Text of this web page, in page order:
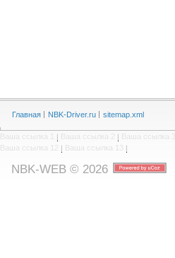
Главная NBK-Driver.ru sitemap.xml
Ваша ссылка 1 | Ваша ссылка 2 | Ваша ссылка 3
Ваша ссылка 12 | Ваша ссылка 13 |
NBK-WEB © 2026